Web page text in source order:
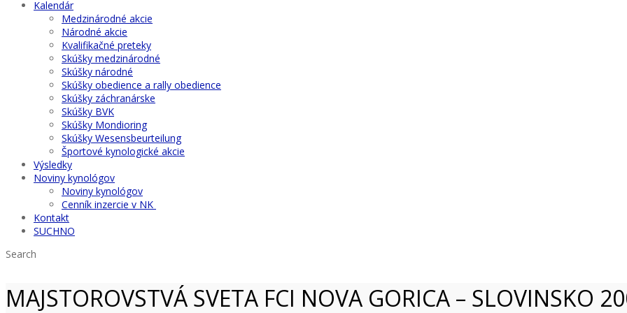
Kalendár
Medzinárodné akcie
Národné akcie
Kvalifikačné preteky
Skúšky medzinárodné
Skúšky národné
Skúšky obedience a rally obedience
Skúšky záchranárske
Skúšky BVK
Skúšky Mondioring
Skúšky Wesensbeurteilung
Športové kynologické akcie
Výsledky
Noviny kynológov
Noviny kynológov
Cenník inzercie v NK
Kontakt
SUCHNO
Search
MAJSTOROVSTVÁ SVETA FCI NOVA GORICA – SLOVINSKO